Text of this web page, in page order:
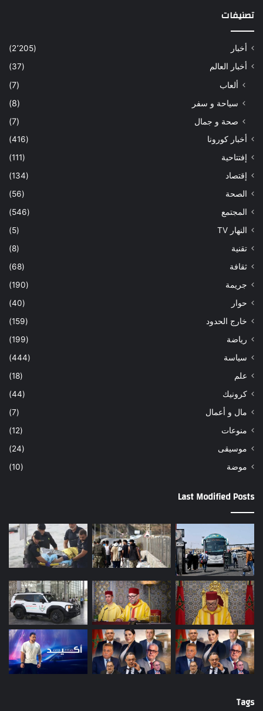
تصنيفات
أخبار
(2٬205)
أخبار العالم
(37)
ألعاب
(7)
سياحة و سفر
(8)
صحة و جمال
(7)
أخبار كورونا
(416)
إفتتاحية
(111)
إقتصاد
(134)
الصحة
(56)
المجتمع
(546)
النهار TV
(5)
تقنية
(8)
ثقافة
(68)
جريمة
(190)
حوار
(40)
خارج الحدود
(159)
رياضة
(199)
سياسة
(444)
علم
(18)
كرونيك
(44)
مال و أعمال
(7)
منوعات
(12)
موسيقى
(24)
موضة
(10)
Last Modified Posts
Tags